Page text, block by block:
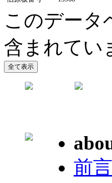
このデータ
含まれてい
前言